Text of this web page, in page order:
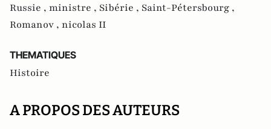
Russie , ministre , Sibérie , Saint-Pétersbourg ,
Romanov , nicolas II
THEMATIQUES
Histoire
A PROPOS DES AUTEURS